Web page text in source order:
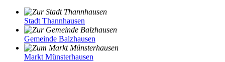
Stadt Thannhausen
Gemeinde Balzhausen
Markt Münsterhausen